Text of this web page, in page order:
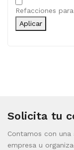
Categoría
Refacciones
Aplicar
Solicita tu
Contamos con
empresa u